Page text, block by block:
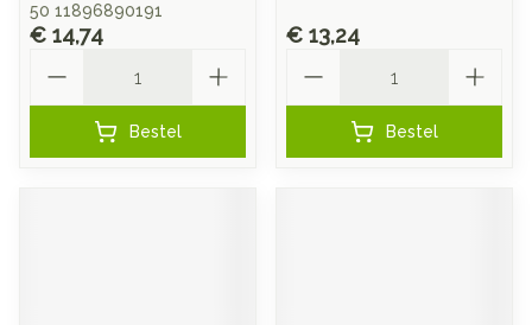
50 11896890191
€ 14,74
Bestel
€ 13,24
Bestel